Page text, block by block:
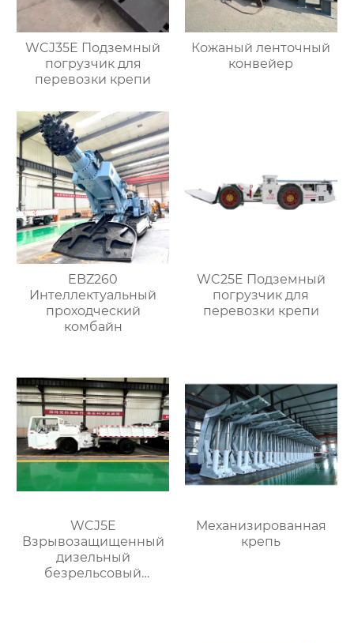
WCJ35E Подземный
погрузчик для
перевозки крепи
Кожаный ленточный
конвейер
EBZ260
Интеллектуальный
проходческий
комбайн
WC25E Подземный
погрузчик для
перевозки крепи
WCJ5E
Взрывозащищенный
дизельный
безрельсовый
Механизированная
крепь